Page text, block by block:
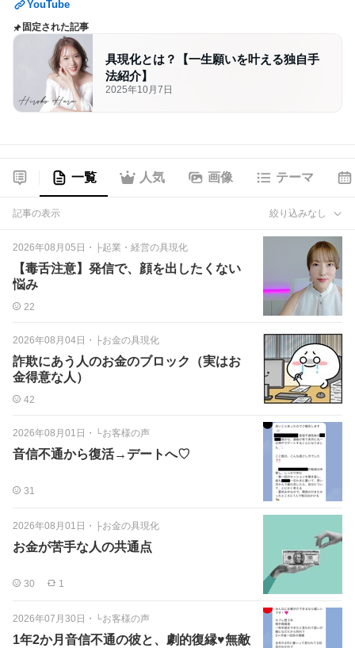
YouTube
固定された記事
具現化とは？【一生願いを叶える独自手
法紹介】
2025年10月7日
一覧 人気 画像 テーマ
記事の表示 絞り込みなし
2026年08月05日 ・ ├起業・経営の具現化
【毒舌注意】発信で、顔を出したくない
悩み
22
2026年08月04日 ・ ├お金の具現化
詐欺にあう人のお金のブロック（実はお
金得意な人）
42
2026年08月01日 ・ └お客様の声
音信不通から復活→デートへ♡
31
2026年08月01日 ・ ├お金の具現化
お金が苦手な人の共通点
30 1
2026年07月30日 ・ └お客様の声
1年2か月音信不通の彼と、劇的復縁♥無敵